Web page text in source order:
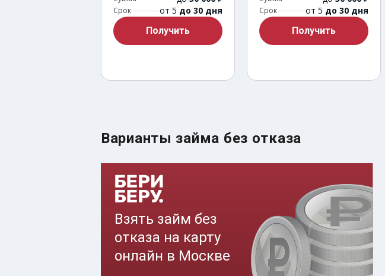
Срок от 5 до 30 дня
Получить
Срок от 5 до 30 дня
Получить
Варианты займа без отказа